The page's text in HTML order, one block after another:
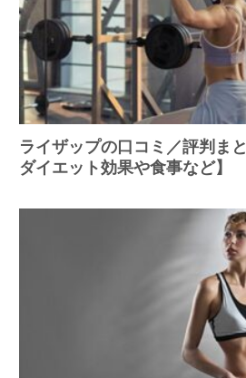
ライザップの口コミ／評判ま
ダイエット効果や食事など】